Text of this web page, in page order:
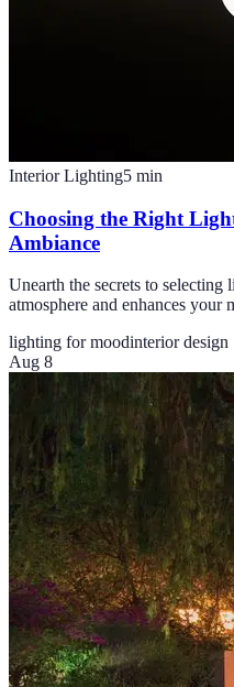
Interior Lighting5 min
Choosing the Right
Ambiance
Unearth the secrets to selecting
atmosphere and enhances your
lighting for moodinterior design
Aug 8